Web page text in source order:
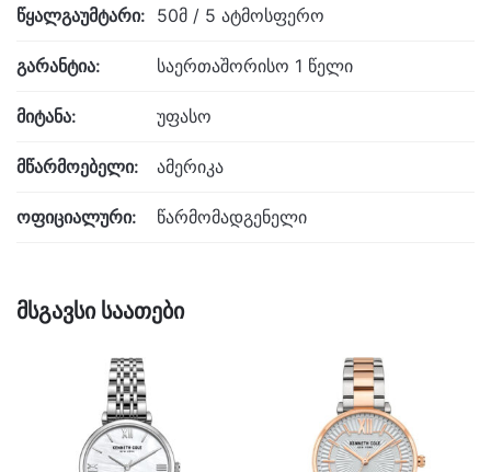
წყალგაუმტარი: 50მ / 5 ატმოსფერო
გარანტია: საერთაშორისო 1 წელი
მიტანა: უფასო
მწარმოებელი: ამერიკა
ოფიციალური: წარმომადგენელი
მსგავსი საათები